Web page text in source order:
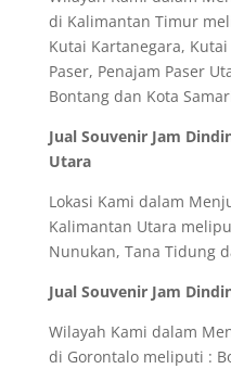
di Kalimantan Timur
Kutai Kartanegara,
Paser, Penajam Paser
Bontang dan Kota
Jual Souvenir Jam
Utara
Lokasi Kami dalam
Kalimantan Utara
Nunukan, Tana Tidung
Jual Souvenir Jam
Wilayah Kami dalam
di Gorontalo meliputi :